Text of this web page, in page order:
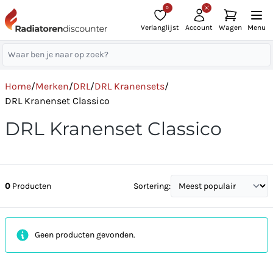
0
Verlanglijst Account Wagen Menu
Home/Merken/DRL/DRL Kranensets/
DRL Kranenset Classico
DRL Kranenset Classico
0 Producten Sortering:
Geen producten gevonden.